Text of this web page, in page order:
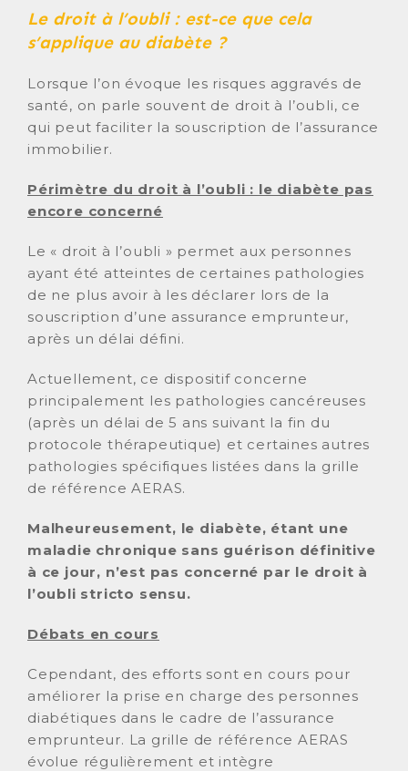
Le droit à l’oubli : est-ce que cela
s’applique au diabète ?
Lorsque l’on évoque les risques aggravés de
santé, on parle souvent de droit à l’oubli, ce
qui peut faciliter la souscription de l’assurance
immobilier.
Périmètre du droit à l’oubli : le diabète pas
encore concerné
Le « droit à l’oubli » permet aux personnes
ayant été atteintes de certaines pathologies
de ne plus avoir à les déclarer lors de la
souscription d’une assurance emprunteur,
après un délai défini.
Actuellement, ce dispositif concerne
principalement les pathologies cancéreuses
(après un délai de 5 ans suivant la fin du
protocole thérapeutique) et certaines autres
pathologies spécifiques listées dans la grille
de référence AERAS.
Malheureusement, le diabète, étant une
maladie chronique sans guérison définitive
à ce jour, n’est pas concerné par le droit à
l’oubli stricto sensu.
Débats en cours
Cependant, des efforts sont en cours pour
améliorer la prise en charge des personnes
diabétiques dans le cadre de l’assurance
emprunteur. La grille de référence AERAS
évolue régulièrement et intègre